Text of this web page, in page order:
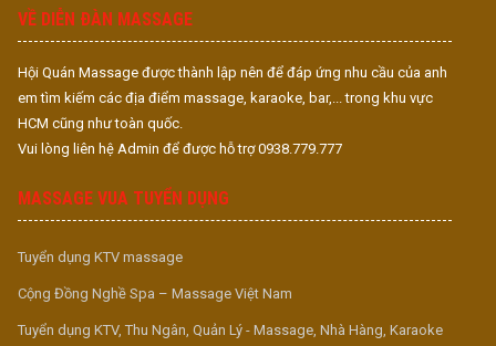
VỀ DIỄN ĐÀN MASSAGE
Hội Quán Massage được thành lập nên để đáp ứng nhu cầu của anh
em tìm kiếm các địa điểm massage, karaoke, bar,... trong khu vực
HCM cũng như toàn quốc.
Vui lòng liên hệ Admin để được hỗ trợ 0938.779.777
MASSAGE VUA TUYỂN DỤNG
Tuyển dụng KTV massage
Cộng Đồng Nghề Spa – Massage Việt Nam
Tuyển dụng KTV, Thu Ngân, Quản Lý - Massage, Nhà Hàng, Karaoke